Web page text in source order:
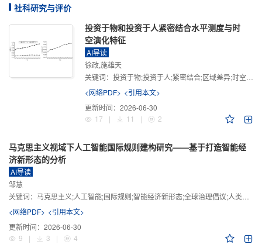
社科研究与评价
投资于物和投资于人紧密结合水平测度与时
空演化特征
AI导读
徐政,施雄天
关键词： 投资于物;投资于人;紧密结合;区域差异;时空演化
<网络PDF> <引用本文>
更新时间： 2026-06-30
17
| 11 | 2
马克思主义视域下人工智能国际规则建构研究——基于打造智能经
济新形态的分析
AI导读
邹慧
关键词： 马克思主义;人工智能;国际规则;智能经济新形态;全球治理倡议;人类命运共同体
<网络PDF> <引用本文>
更新时间： 2026-06-30
9
| 3 | 4